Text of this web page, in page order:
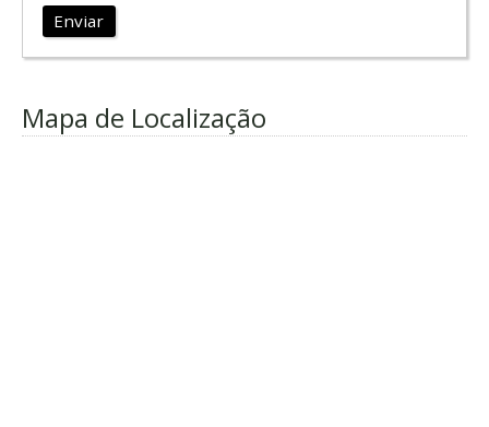
Enviar
Mapa de Localização